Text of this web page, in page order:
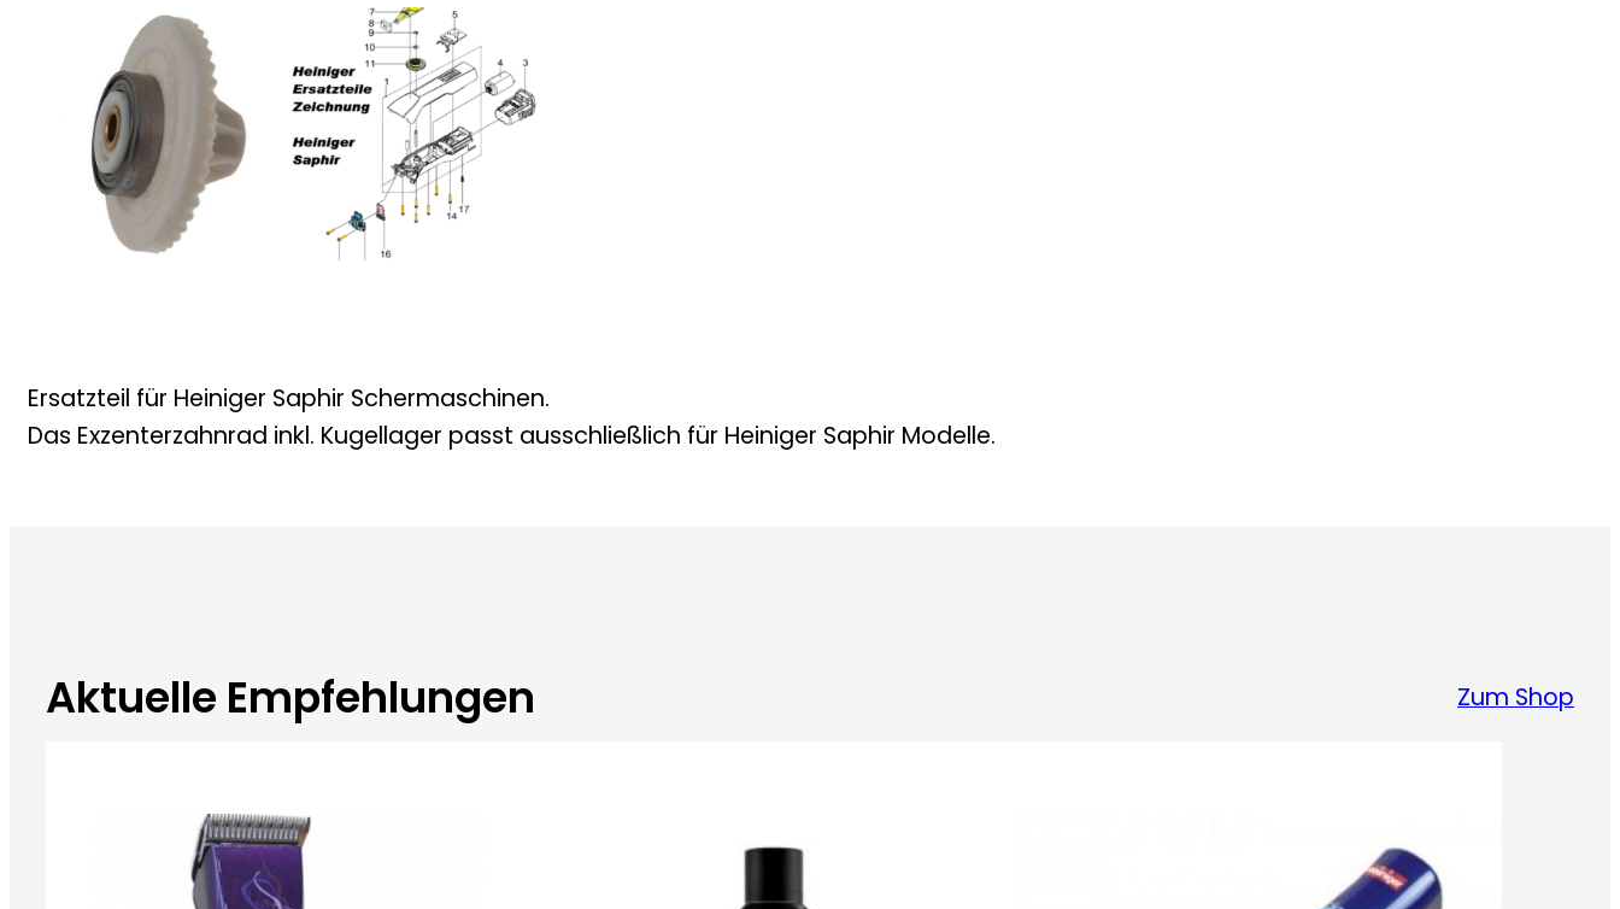
Ersatzteil für Heiniger Saphir Schermaschinen.
Das Exzenterzahnrad inkl. Kugellager passt ausschließlich für Heiniger Saphir Modelle.
Aktuelle Empfehlungen Zum Shop